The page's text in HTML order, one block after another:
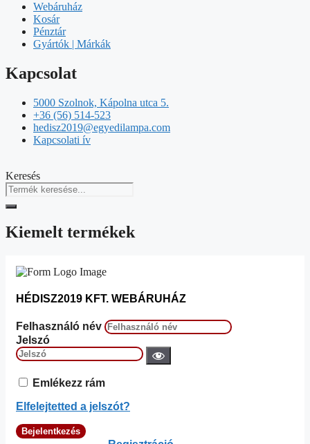
Webáruház
Kosár
Pénztár
Gyártók | Márkák
Kapcsolat
5000 Szolnok, Kápolna utca 5.
+36 (56) 514-523
hedisz2019@egyedilampa.com
Kapcsolati ív
Keresés
Kiemelt termékek
HÉDISZ2019 KFT. WEBÁRUHÁZ
Felhasználó név
Jelszó
Emlékezz rám
Elfelejtetted a jelszót?